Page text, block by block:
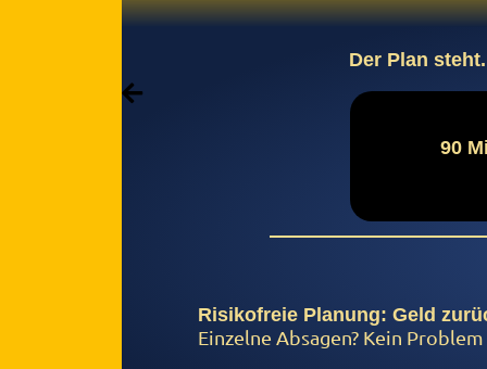
Der Plan steht.
90
Risikofreie Planung: Geld
Einzelne Absagen? Kein